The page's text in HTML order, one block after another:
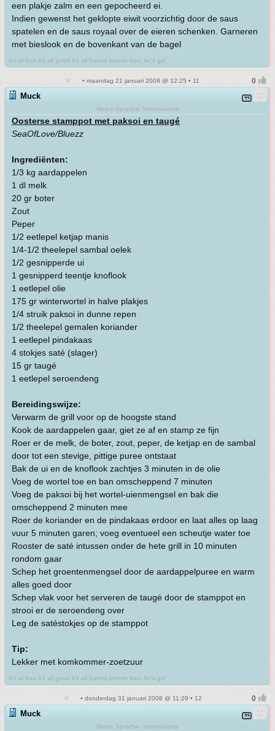
een plakje zalm en een gepocheerd ei.
Indien gewenst het geklopte eiwit voorzichtig door de saus
spatelen en de saus royaal over de eieren schenken. Garneren
met bieslook en de bovenkant van de bagel
It's al boa it's all good it's all bueno benne bon, let's go!
• maandag 21 januari 2008 @ 12:25 • 11
Muck
Meine Sprache: International
Oosterse stamppot met paksoi en taugé
SeaOfLove/Bluezz
Ingrediënten:
1/3 kg aardappelen
1 dl melk
20 gr boter
Zout
Peper
1/2 eetlepel ketjap manis
1/4-1/2 theelepel sambal oelek
1/2 gesnipperde ui
1 gesnipperd teentje knoflook
1 eetlepel olie
175 gr winterwortel in halve plakjes
1/4 struik paksoi in dunne repen
1/2 theelepel gemalen koriander
1 eetlepel pindakaas
4 stokjes saté (slager)
15 gr taugé
1 eetlepel seroendeng
Bereidingswijze:
Verwarm de grill voor op de hoogste stand
Kook de aardappelen gaar, giet ze af en stamp ze fijn
Roer er de melk, de boter, zout, peper, de ketjap en de sambal
door tot een stevige, pittige puree ontstaat
Bak de ui en de knoflook zachtjes 3 minuten in de olie
Voeg de wortel toe en ban omscheppend 7 minuten
Voeg de paksoi bij het wortel-uienmengsel en bak die
omscheppend 2 minuten mee
Roer de koriander en de pindakaas erdoor en laat alles op laag
vuur 5 minuten garen; voeg eventueel een scheutje water toe
Rooster de saté intussen onder de hete grill in 10 minuten
rondom gaar
Schep het groentenmengsel door de aardappelpuree en warm
alles goed door
Schep vlak voor het serveren de taugé door de stamppot en
strooi er de seroendeng over
Leg de satéstokjes op de stamppot
Tip:
Lekker met komkommer-zoetzuur
It's al boa it's all good it's all bueno benne bon, let's go!
• donderdag 31 januari 2008 @ 11:29 • 12
Muck
Meine Sprache: International